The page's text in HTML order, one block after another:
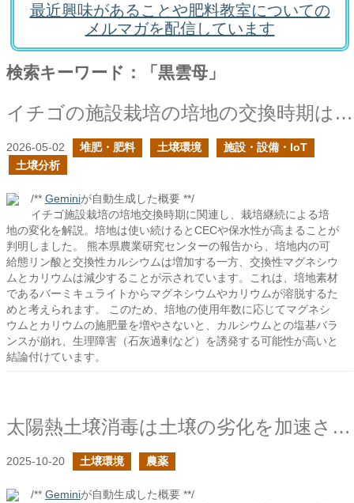
最近興味があることや肥料教室についての
メルマガを配信しています
検索キーワード：「黒雲母」
イチゴの施設栽培の培地の交換時期はどのように判断すれば良い？の続き
2026-05-02 堆肥・肥料 土壌環境
施設・設備・IoT
土壌分析
/** Geminiが自動生成した概要 **/
イチゴ施設栽培の培地交換時期に関連し、栽培継続による培
地の変化を解説。培地は使い続けるとCECや保水性が高まることが
判明しました。 熊本県農業研究センターの報告から、培地内の可
給態リン酸と交換性カルシウムは増加する一方、交換性マグネシウ
ムとカリウムは減少することが示されています。これは、培地素材
であるバーミキュライトからマグネシウムやカリウムが溶脱するた
めと考えられます。 このため、培地の使用年数に応じてマグネシ
ウムとカリウムの施肥量を増やさないと、カルシウムとの塩基バラ
ンスが崩れ、生理障害（石灰過剰など）を誘発する可能性が高いと
結論付けています。
太陽熱土壌消毒は土壌の劣化を加速させる恐れがある
2025-10-20 土壌環境 農薬
/** Geminiが自動生成した概要 **/